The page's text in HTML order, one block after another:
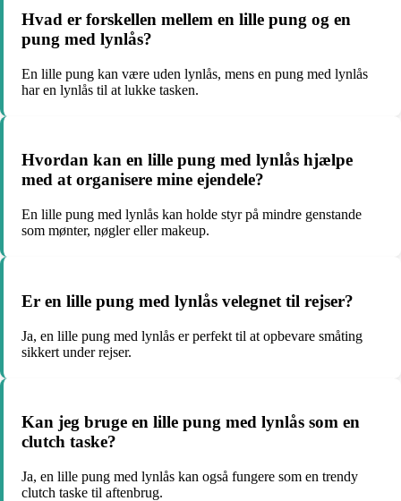
Hvad er forskellen mellem en lille pung og en
pung med lynlås?
En lille pung kan være uden lynlås, mens en pung med lynlås
har en lynlås til at lukke tasken.
Hvordan kan en lille pung med lynlås hjælpe
med at organisere mine ejendele?
En lille pung med lynlås kan holde styr på mindre genstande
som mønter, nøgler eller makeup.
Er en lille pung med lynlås velegnet til rejser?
Ja, en lille pung med lynlås er perfekt til at opbevare småting
sikkert under rejser.
Kan jeg bruge en lille pung med lynlås som en
clutch taske?
Ja, en lille pung med lynlås kan også fungere som en trendy
clutch taske til aftenbrug.